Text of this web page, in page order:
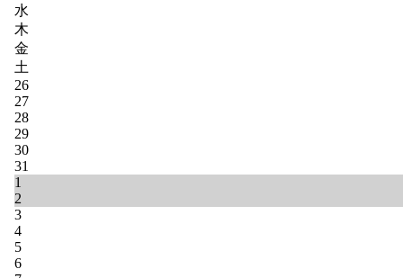
水
木
金
土
26
27
28
29
30
31
1
2
3
4
5
6